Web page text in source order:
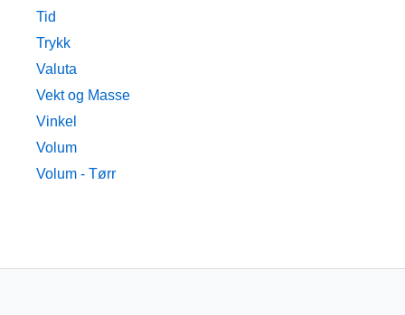
Tid
Trykk
Valuta
Vekt og Masse
Vinkel
Volum
Volum - Tørr